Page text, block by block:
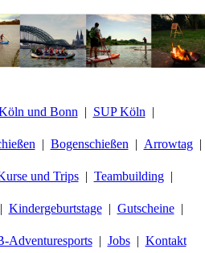
und Bonn SUP Köln
Bogenschießen Arrowtag
und Trips Teambuilding
Kindergeburtstage Gutscheine
Adventuresports Jobs Kontakt